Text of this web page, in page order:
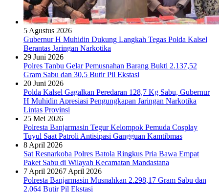
5 Agustus 2026
Gubernur H Muhidin Dukung Langkah Tegas Polda Kalsel
Berantas Jaringan Narkotika
29 Juni 2026
Polres Tanbu Gelar Pemusnahan Barang Bukti 2.137,52
Gram Sabu dan 30,5 Butir Pil Ekstasi
20 Juni 2026
Polda Kalsel Gagalkan Peredaran 128,7 Kg Sabu, Gubernur
H Muhidin Apresiasi Pengungkapan Jaringan Narkotika
Lintas Provinsi
25 Mei 2026
Polresta Banjarmasin Tegur Kelompok Pemuda Cosplay
Tuyul Saat Patroli Antisipasi Gangguan Kamtibmas
8 April 2026
Sat Resnarkoba Polres Batola Ringkus Pria Bawa Empat
Paket Sabu di Wilayah Kecamatan Mandastana
7 April 20267 April 2026
Polresta Banjarmasin Musnahkan 2.298,17 Gram Sabu dan
2.064 Butir Pil Ekstasi